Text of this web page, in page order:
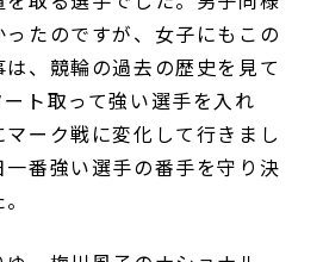
たのですが、女子にもこの
、競輪の過去の歴史を見て
ト取って強い選手を入れ
ーク戦に変化して行きまし
番強い選手の番手を守り決